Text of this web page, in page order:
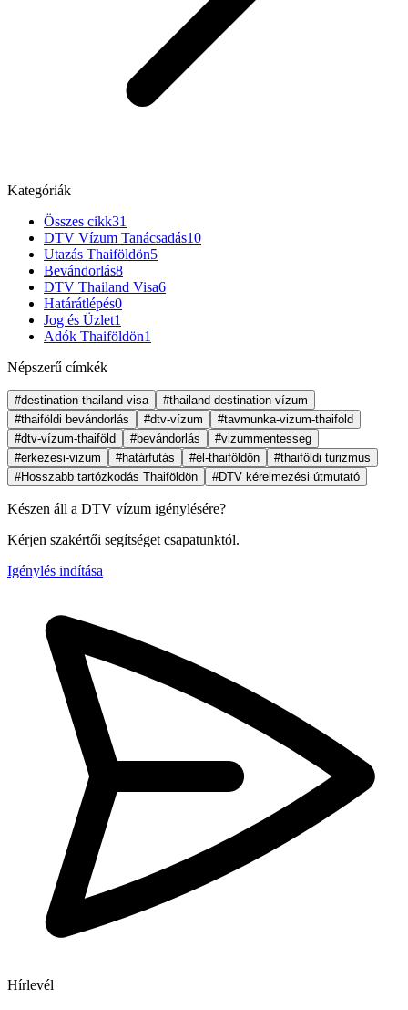
Kategóriák
Összes cikk31
DTV Vízum Tanácsadás10
Utazás Thaiföldön5
Bevándorlás8
DTV Thailand Visa6
Határátlépés0
Jog és Üzlet1
Adók Thaiföldön1
Népszerű címkék
#destination-thailand-visa
#thailand-destination-vízum
#thaiföldi bevándorlás
#dtv-vízum
#tavmunka-vizum-thaifold
#dtv-vízum-thaiföld
#bevándorlás
#vizummentesseg
#erkezesi-vizum
#határfutás #él-thaiföldön
#thaiföldi turizmus
#Hosszabb tartózkodás Thaiföldön
#DTV kérelmezési útmutató
Készen áll a DTV vízum igénylésére?
Kérjen szakértői segítséget csapatunktól.
Igénylés indítása
Hírlevél